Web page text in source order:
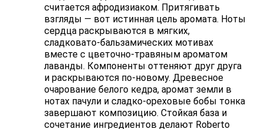
считается афродизиаком. Притягивать
взгляды — вот истинная цель аромата. Ноты
сердца раскрываются в мягких,
сладковато-бальзамических мотивах
вместе с цветочно-травяным ароматом
лаванды. Компоненты оттеняют друг друга
и раскрываются по-новому. Древесное
очарование белого кедра, аромат земли в
нотах пачули и сладко-ореховые бобы тонка
завершают композицию. Стойкая база и
сочетание ингредиентов делают Roberto